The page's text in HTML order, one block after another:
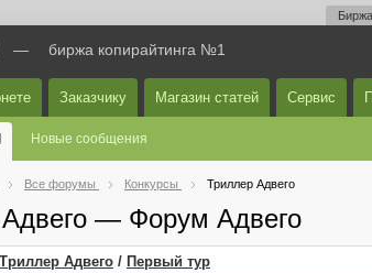
— биржа копирайтинга №1
Заказчику Магазин статей Сервис
Новые сообщения
Все форумы Конкурсы Триллер Адвего
— Форум Адвего
Триллер Адвего / Первый тур